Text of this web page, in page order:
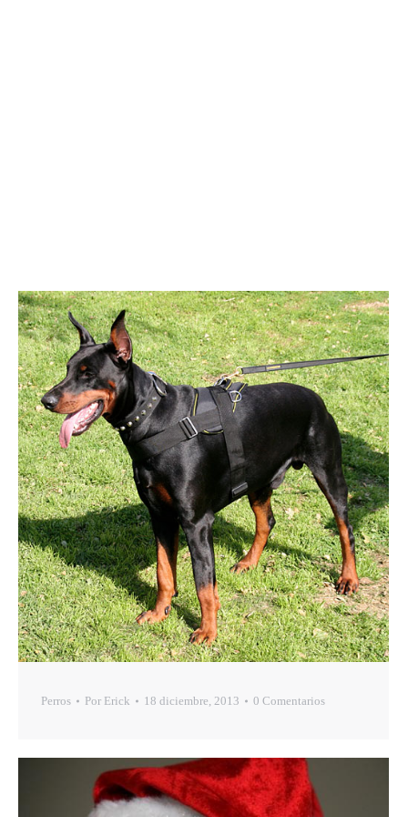
Perros Por Erick 18 diciembre, 2013 0 Comentarios